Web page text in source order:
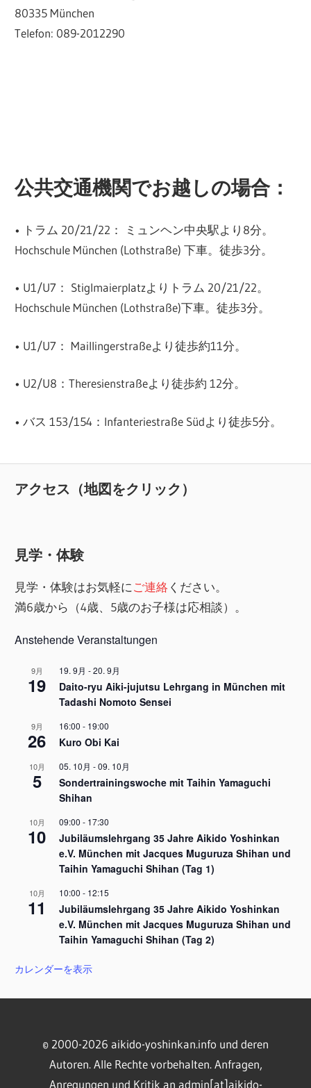
80335 München
Telefon: 089-2012290
公共交通機関でお越しの場合：
• トラム 20/21/22： ミュンヘン中央駅より8分。
Hochschule München (Lothstraße) 下車。徒歩3分。
• U1/U7： Stiglmaierplatzよりトラム 20/21/22。
Hochschule München (Lothstraße)下車。徒歩3分。
• U1/U7： Maillingerstraßeより徒歩約11分。
• U2/U8：Theresienstraßeより徒歩約 12分。
• バス 153/154：Infanteriestraße Südより徒歩5分。
アクセス（地図をクリック）
見学・体験
見学・体験はお気軽にご連絡 ください。
満6歳から（4歳、5歳のお子様は応相談）。
Anstehende Veranstaltungen
9月
19
19. 9月 -20. 9月
Daito-ryu Aiki-jujutsu Lehrgang in München mit
Tadashi Nomoto Sensei
9月
26
16:00 - 19:00
Kuro Obi Kai
10月
5
05. 10月 -09. 10月
Sondertrainingswoche mit Taihin Yamaguchi
Shihan
10月
10
09:00 - 17:30
Jubiläumslehrgang 35 Jahre Aikido Yoshinkan
e.V. München mit Jacques Muguruza Shihan und
Taihin Yamaguchi Shihan (Tag 1)
10月
11
10:00 - 12:15
Jubiläumslehrgang 35 Jahre Aikido Yoshinkan
e.V. München mit Jacques Muguruza Shihan und
Taihin Yamaguchi Shihan (Tag 2)
カレンダーを表示
© 2000-2026 aikido-yoshinkan.info und deren
Autoren. Alle Rechte vorbehalten. Anfragen,
Anregungen und Kritik an admin[at]aikido-